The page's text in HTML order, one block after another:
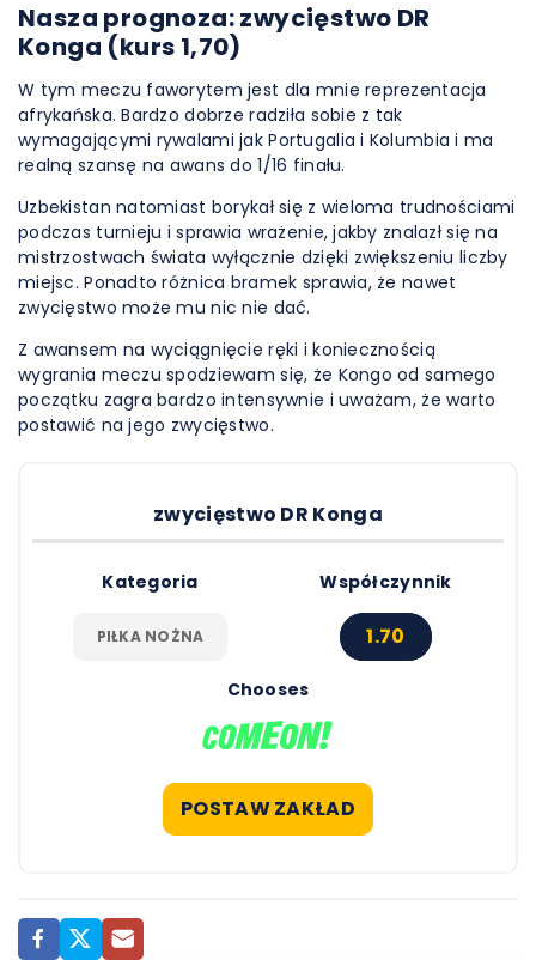
Nasza prognoza: zwycięstwo DR
Konga (kurs 1,70)
W tym meczu faworytem jest dla mnie reprezentacja
afrykańska. Bardzo dobrze radziła sobie z tak
wymagającymi rywalami jak Portugalia i Kolumbia i ma
realną szansę na awans do 1/16 finału.
Uzbekistan natomiast borykał się z wieloma trudnościami
podczas turnieju i sprawia wrażenie, jakby znalazł się na
mistrzostwach świata wyłącznie dzięki zwiększeniu liczby
miejsc. Ponadto różnica bramek sprawia, że nawet
zwycięstwo może mu nic nie dać.
Z awansem na wyciągnięcie ręki i koniecznością
wygrania meczu spodziewam się, że Kongo od samego
początku zagra bardzo intensywnie i uważam, że warto
postawić na jego zwycięstwo.
zwycięstwo DR Konga
POSTAW ZAKŁAD
Kategoria
PIŁKA NOŻNA
Współczynnik
1.70
Chooses